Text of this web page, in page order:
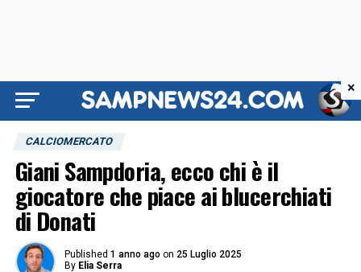
CALCIOMERCATO
Giani Sampdoria, ecco chi è il
giocatore che piace ai blucerchiati
di Donati
Published 1 anno ago on 25 Luglio 2025
By Elia Serra
×